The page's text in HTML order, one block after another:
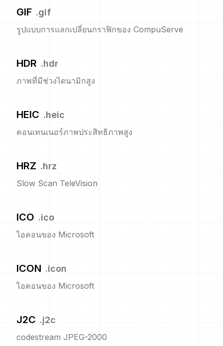
GIF .gif
รูปแบบการแลกเปลี่ยนกราฟิกของ CompuServe
HDR .hdr
ภาพที่มีช่วงไดนามิกสูง
HEIC .heic
คอนเทนเนอร์ภาพประสิทธิภาพสูง
HRZ .hrz
Slow Scan TeleVision
ICO .ico
ไอคอนของ Microsoft
ICON .icon
ไอคอนของ Microsoft
J2C .j2c
codestream JPEG-2000